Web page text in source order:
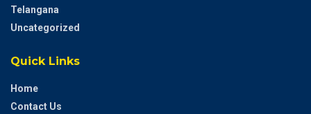
Telangana
Uncategorized
Quick Links
Home
Contact Us